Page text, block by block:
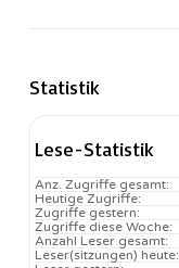
Statistik
Lese-Statistik
Anz. Zugriffe gesamt:
Heutige Zugriffe:
Zugriffe gestern:
Zugriffe diese Woche:
Anzahl Leser gesamt:
Leser(sitzungen) heute: